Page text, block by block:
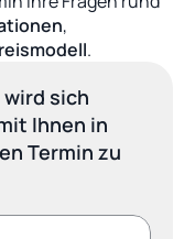
.
sich
Ihnen in
Termin zu